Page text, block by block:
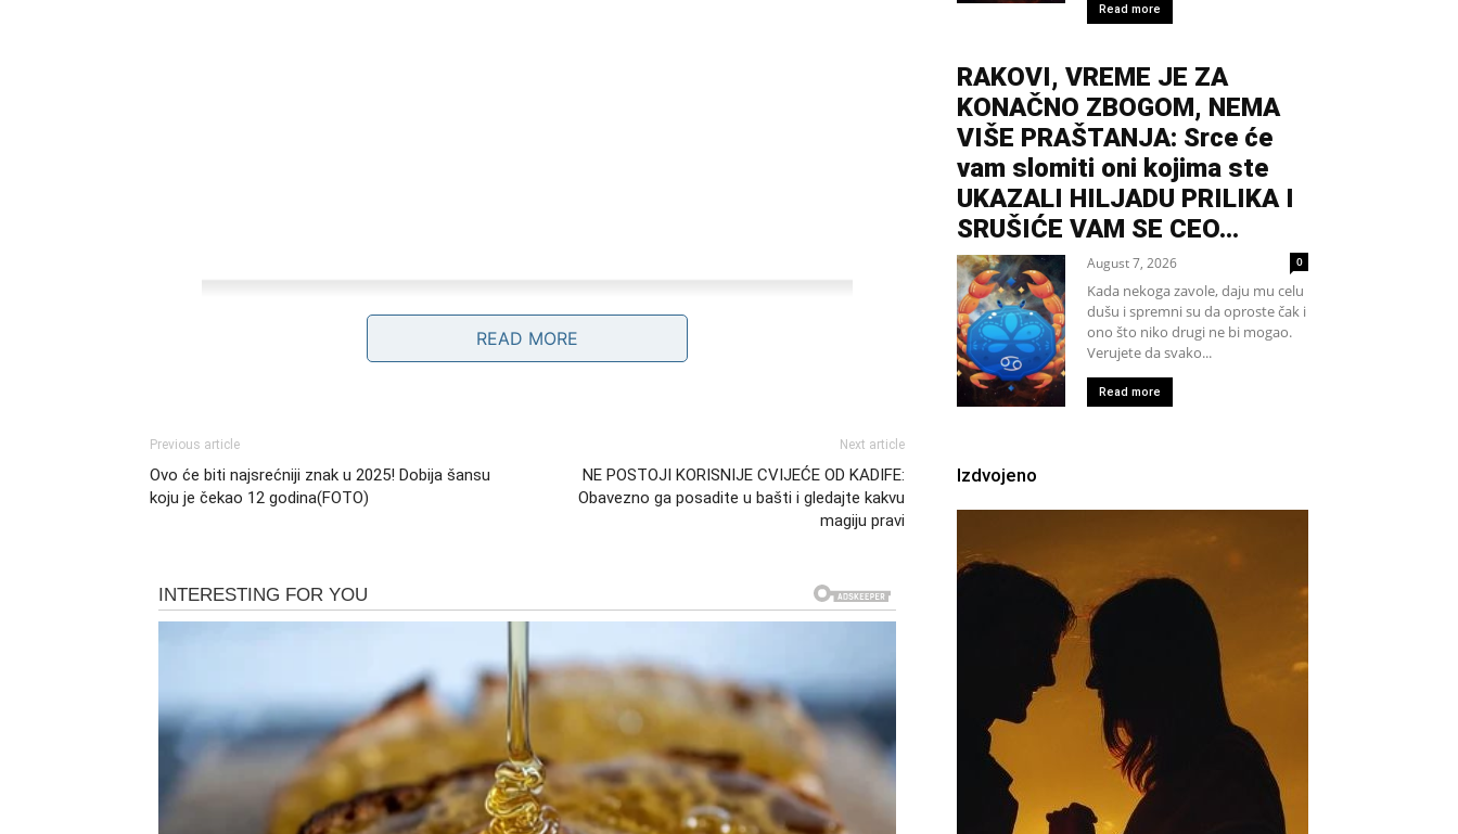
READ MORE
Previous article
Ovo će biti najsrećniji znak u 2025! Dobija šansu
koju je čekao 12 godina(FOTO)
Next article
NE POSTOJI KORISNIJE CVIJEĆE OD KADIFE:
Obavezno ga posadite u bašti i gledajte kakvu
magiju pravi
Read more
RAKOVI, VREME JE ZA
KONAČNO ZBOGOM, NEMA
VIŠE PRAŠTANJA: Srce će
vam slomiti oni kojima ste
UKAZALI HILJADU PRILIKA I
SRUŠIĆE VAM SE CEO...
August 7, 2026 0
Kada nekoga zavole, daju mu celu
dušu i spremni su da oproste čak i
ono što niko drugi ne bi mogao.
Verujete da svako...
Read more
Izdvojeno